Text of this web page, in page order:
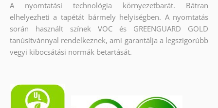
A nyomtatási technológia környezetbarát. Bátran
elhelyezheti a tapétát bármely helyiségben. A nyomtatás
során használt színek VOC és GREENGUARD GOLD
tanúsítvánnyal rendelkeznek, ami garantálja a legszigorúbb
vegyi kibocsátási normák betartását.